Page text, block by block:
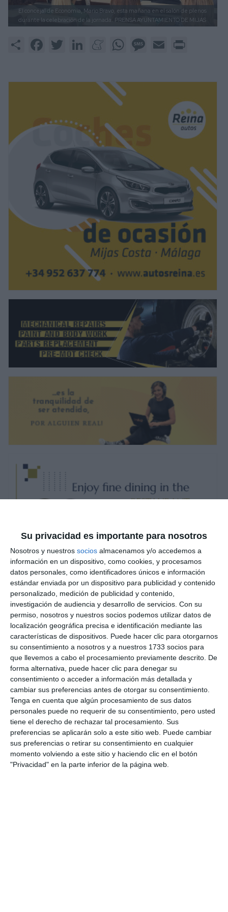
Su privacidad es importante para nosotros
Nosotros y nuestros socios almacenamos y/o accedemos a
información en un dispositivo, como cookies, y procesamos
datos personales, como identificadores únicos e información
estándar enviada por un dispositivo para publicidad y contenido
personalizado, medición de publicidad y contenido,
investigación de audiencia y desarrollo de servicios. Con su
permiso, nosotros y nuestros socios podemos utilizar datos de
localización geográfica precisa e identificación mediante las
características de dispositivos. Puede hacer clic para otorgarnos
su consentimiento a nosotros y a nuestros 1733 socios para
que llevemos a cabo el procesamiento previamente descrito. De
forma alternativa, puede hacer clic para denegar su
consentimiento o acceder a información más detallada y
cambiar sus preferencias antes de otorgar su consentimiento.
Tenga en cuenta que algún procesamiento de sus datos
personales puede no requerir de su consentimiento, pero usted
tiene el derecho de rechazar tal procesamiento. Sus
preferencias se aplicarán solo a este sitio web. Puede cambiar
sus preferencias o retirar su consentimiento en cualquier
momento volviendo a este sitio y haciendo clic en el botón
"Privacidad" en la parte inferior de la página web.
El concejal de Economía, Mario Bravo, esta mañana en el salón de plenos
durante la celebración de la jornada. PRENSA AYUNTAMIENTO DE MIJAS
Share FacebookTwitter LinkedInMeneameWhatsAppMessage
Email